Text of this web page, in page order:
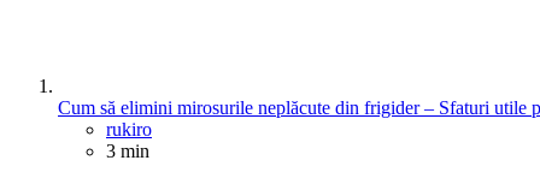
Cum să elimini mirosurile neplăcute din frigider – Sfaturi utile
Posted
rukiro
3 min